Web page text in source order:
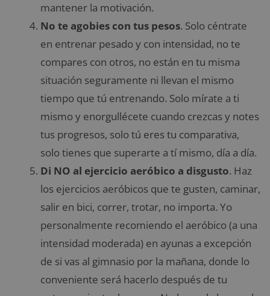
mantener la motivación.
No te agobies con tus pesos. Solo céntrate
en entrenar pesado y con intensidad, no te
compares con otros, no están en tu misma
situación seguramente ni llevan el mismo
tiempo que tú entrenando. Solo mírate a ti
mismo y enorgullécete cuando crezcas y notes
tus progresos, solo tú eres tu comparativa,
solo tienes que superarte a tí mismo, día a día.
Di NO al ejercicio aeróbico a disgusto. Haz
los ejercicios aeróbicos que te gusten, caminar,
salir en bici, correr, trotar, no importa. Yo
personalmente recomiendo el aeróbico (a una
intensidad moderada) en ayunas a excepción
de si vas al gimnasio por la mañana, donde lo
conveniente será hacerlo después de tu